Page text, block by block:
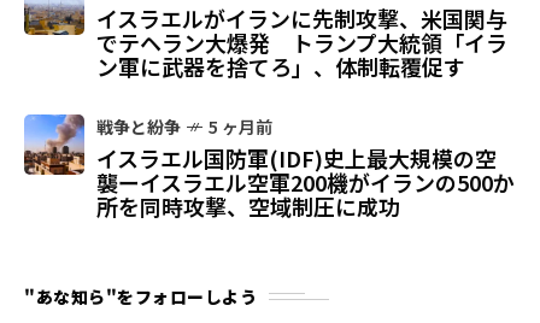
イスラエルがイランに先制攻撃、米国関与
でテヘラン大爆発 トランプ大統領「イラ
ン軍に武器を捨てろ」、体制転覆促す
戦争と紛争 5 ヶ月前
イスラエル国防軍(IDF)史上最大規模の空
襲ーイスラエル空軍200機がイランの500か
所を同時攻撃、空域制圧に成功
"あな知ら"をフォローしよう